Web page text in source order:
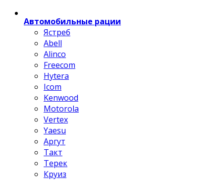
Автомобильные рации
Ястреб
Abell
Alinco
Freecom
Hytera
Icom
Kenwood
Motorola
Vertex
Yaesu
Аргут
Такт
Терек
Круиз